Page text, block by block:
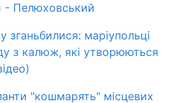
- Пелюховський
зганьбилися: маріупольці
з калюж, які утворюються
"кошмарять" місцевих